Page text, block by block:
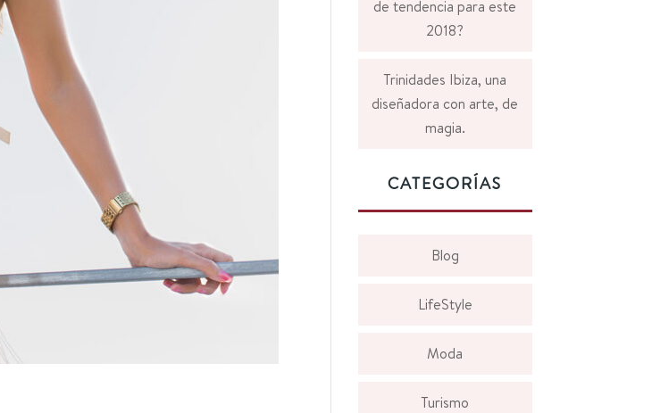
de tendencia para este
2018?
Trinidades Ibiza, una
diseñadora con arte, de
magia.
CATEGORÍAS
Blog
LifeStyle
Moda
Turismo